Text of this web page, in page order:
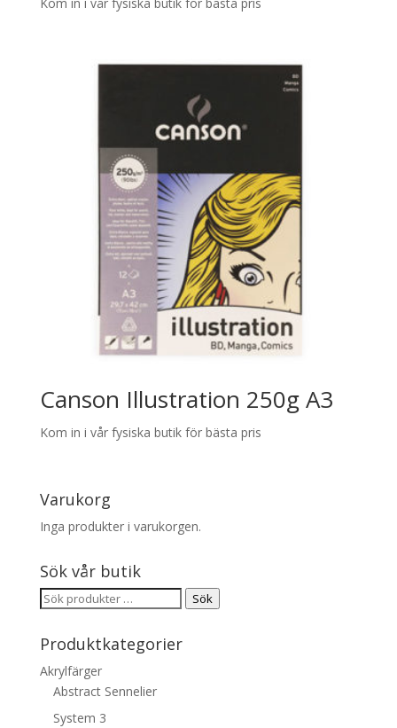
Kom in i vår fysiska butik för bästa pris
Canson Illustration 250g A3
Kom in i vår fysiska butik för bästa pris
Varukorg
Inga produkter i varukorgen.
Sök vår butik
Sök
Sök
Produktkategorier
Akrylfärger
Abstract Sennelier
System 3